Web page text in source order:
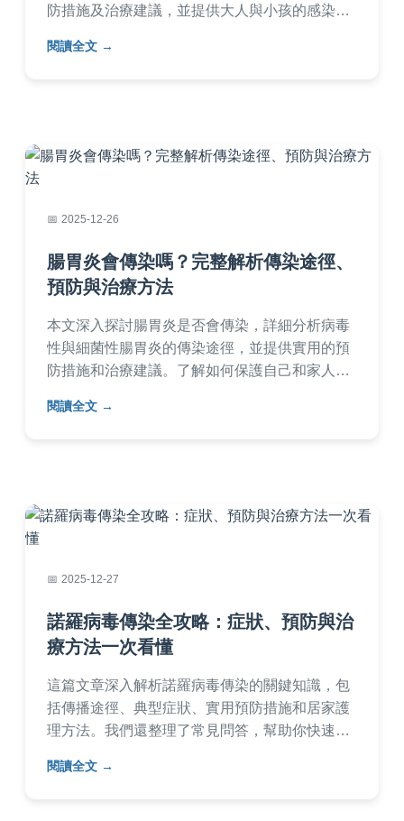
防措施及治療建議，並提供大人與小孩的感染比
內容基於醫學資料與個人經驗，實用性強，解決
閱讀全文
2025-12-26
腸胃炎會傳染嗎？完整解析傳染途徑、
預防與治療方法
本文深入探討腸胃炎是否會傳染，詳細分析病毒
性與細菌性腸胃炎的傳染途徑，並提供實用的預
防措施和治療建議。了解如何保護自己和家人，
時機，全面解答您的疑問。
閱讀全文
2025-12-27
諾羅病毒傳染全攻略：症狀、預防與治
療方法一次看懂
這篇文章深入解析諾羅病毒傳染的關鍵知識，包
括傳播途徑、典型症狀、實用預防措施和居家護
理方法。我們還整理了常見問答，幫助你快速應
真實經驗和醫學資料，提供具體行動指南。
閱讀全文